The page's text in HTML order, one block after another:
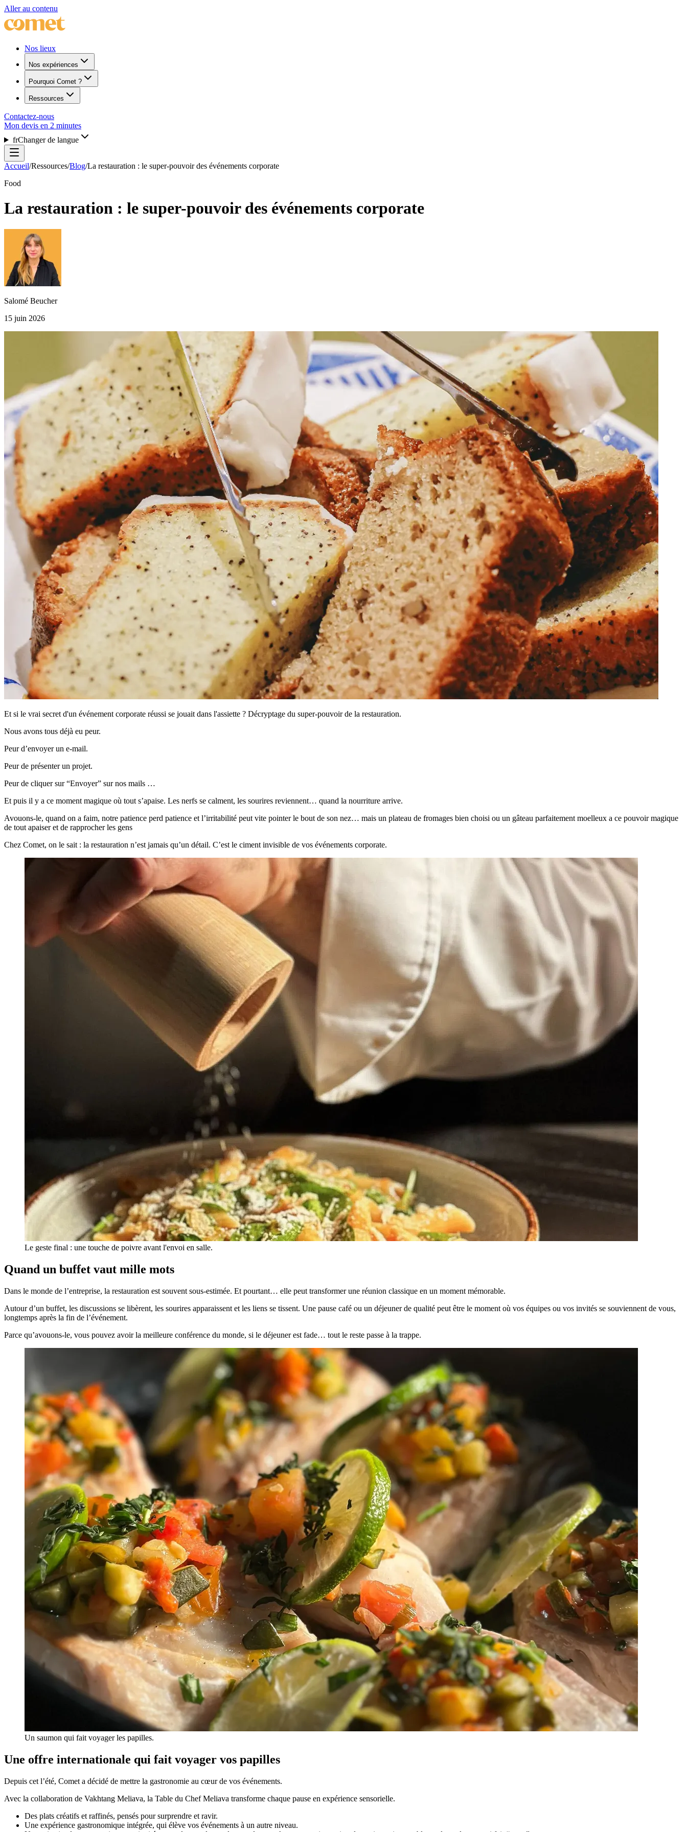
Aller au contenu
Nos lieux
Nos expériences
Pourquoi Comet ?
Ressources
Contactez-nous
Mon devis en 2 minutes
frChanger de langue
Accueil/Ressources/Blog/La restauration : le super-pouvoir des événements corporate
Food
La restauration : le super-pouvoir des événements corporate
Salomé Beucher
15 juin 2026
Et si le vrai secret d'un événement corporate réussi se jouait dans l'assiette ? Décryptage du super-pouvoir de la restauration.
Nous avons tous déjà eu peur.
Peur d’envoyer un e-mail.
Peur de présenter un projet.
Peur de cliquer sur “Envoyer” sur nos mails …
Et puis il y a ce moment magique où tout s’apaise. Les nerfs se calment, les sourires reviennent… quand la nourriture arrive.
Avouons-le, quand on a faim, notre patience perd patience et l’irritabilité peut vite pointer le bout de son nez… mais un plateau de fromages bien choisi ou un gâteau parfaitement moelleux a ce pouvoir magique
de tout apaiser et de rapprocher les gens
Chez Comet, on le sait : la restauration n’est jamais qu’un détail. C’est le ciment invisible de vos événements corporate.
Le geste final : une touche de poivre avant l'envoi en salle.
Quand un buffet vaut mille mots
Dans le monde de l’entreprise, la restauration est souvent sous-estimée. Et pourtant… elle peut transformer une réunion classique en un moment mémorable.
Autour d’un buffet, les discussions se libèrent, les sourires apparaissent et les liens se tissent. Une pause café ou un déjeuner de qualité peut être le moment où vos équipes ou vos invités se souviennent de vous,
longtemps après la fin de l’événement.
Parce qu’avouons-le, vous pouvez avoir la meilleure conférence du monde, si le déjeuner est fade… tout le reste passe à la trappe.
Un saumon qui fait voyager les papilles.
Une offre internationale qui fait voyager vos papilles
Depuis cet l’été, Comet a décidé de mettre la gastronomie au cœur de vos événements.
Avec la collaboration de Vakhtang Meliava, la Table du Chef Meliava transforme chaque pause en expérience sensorielle.
Des plats créatifs et raffinés, pensés pour surprendre et ravir.
Une expérience gastronomique intégrée, qui élève vos événements à un autre niveau.